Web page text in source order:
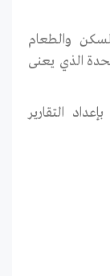
والطعام
الذي يعنى
التقارير